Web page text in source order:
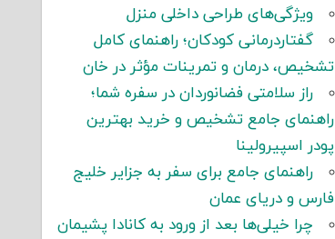
ویژگی‌های طراحی داخلی منزل
گفتاردرمانی کودکان؛ راهنمای کامل
تشخیص، درمان و تمرینات مؤثر در خان
راز سلامتی فضانوردان در سفره شما؛
راهنمای جامع تشخیص و خرید بهترین
پودر اسپیرولینا
راهنمای جامع برای سفر به جزایر خلیج
فارس و دریای عمان
چرا خیلی‌ها بعد از ورود به کانادا پشیمان